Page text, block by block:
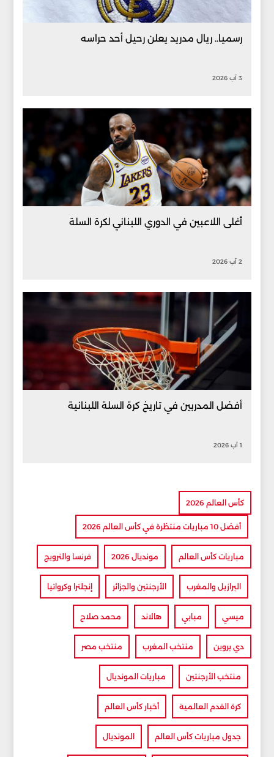
رسميا.. ريال مدريد يعلن رحيل أحد حراسه
3 آب 2026
أغلى اللاعبين في الدوري اللبناني لكرة السلة
2 آب 2026
أفضل المدربين في تاريخ كرة السلة اللبنانية
1 آب 2026
كأس العالم 2026
أفضل 10 مباريات منتظرة في كأس العالم 2026
مباريات كأس العالم مونديال 2026 فرنسا والنرويج
البرازيل والمغرب الأرجنتين والجزائر إنجلترا وكرواتيا
ميسي مبابي هالاند محمد صلاح
دي بروين منتخب المغرب منتخب مصر
منتخب الأرجنتين مباريات المونديال
كرة القدم العالمية أخبار كأس العالم
جدول مباريات كأس العالم المونديال